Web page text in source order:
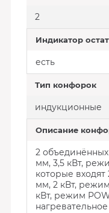
2
Индикатор
есть
Тип конфорок
индукционные
Описание
2
мм, 3,5 кВт,
которые входят
мм, 2 кВт, режим
кВт, режим